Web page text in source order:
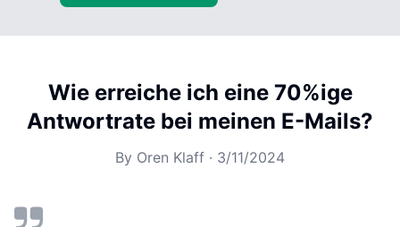
Wie erreiche ich eine 70%ige
Antwortrate bei meinen E-Mails?
By Oren Klaff · 3/11/2024